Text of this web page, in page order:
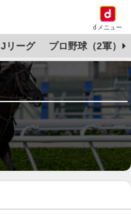
dメニュー
Jリーグ プロ野球（2軍）